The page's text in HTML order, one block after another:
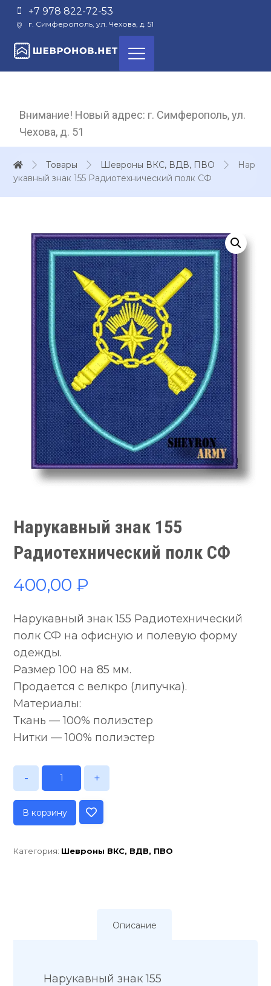
+7 978 822-72-53
г. Симферополь, ул. Чехова, д. 51
Внимание! Новый адрес: г. Симферополь, ул.
Чехова, д. 51
Товары Шевроны ВКС, ВДВ, ПВО
Нар
укавный знак 155 Радиотехнический полк СФ
Нарукавный знак 155
Радиотехнический полк СФ
400,00₽
Нарукавный знак 155 Радиотехнический
полк СФ на офисную и полевую форму
одежды.
Размер 100 на 85 мм.
Продается с велкро (липучка).
Материалы:
Ткань — 100% полиэстер
Нитки — 100% полиэстер
- +
В корзину
Категория: Шевроны ВКС, ВДВ, ПВО
Описание
Нарукавный знак 155